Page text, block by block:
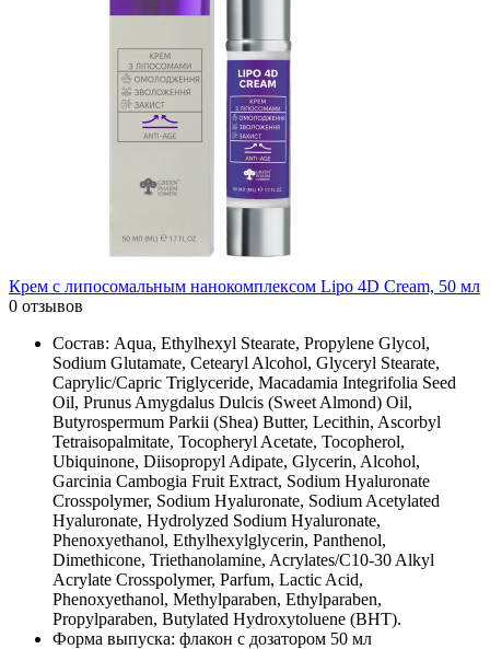
Крем с липосомальным нанокомплексом Lipo 4D Cream, 50 мл
0 отзывов
Состав: Aqua, Ethylhexyl Stearate, Propylene Glycol,
Sodium Glutamate, Cetearyl Alcohol, Glyceryl Stearate,
Caprylic/Capric Triglyceride, Macadamia Integrifolia Seed
Oil, Prunus Amygdalus Dulcis (Sweet Almond) Oil,
Butyrospermum Parkii (Shea) Butter, Lecithin, Ascorbyl
Tetraisopalmitate, Tocopheryl Acetate, Tocopherol,
Ubiquinone, Diisopropyl Adipate, Glycerin, Alcohol,
Garcinia Cambogia Fruit Extract, Sodium Hyaluronate
Crosspolymer, Sodium Hyaluronate, Sodium Acetylated
Hyaluronate, Hydrolyzed Sodium Hyaluronate,
Phenoxyethanol, Ethylhexylglycerin, Panthenol,
Dimethicone, Triethanolamine, Acrylates/C10-30 Alkyl
Acrylate Crosspolymer, Parfum, Lactic Acid,
Phenoxyethanol, Methylparaben, Ethylparaben,
Propylparaben, Butylated Hydroxytoluene (BHT).
Форма выпуска: флакон с дозатором 50 мл